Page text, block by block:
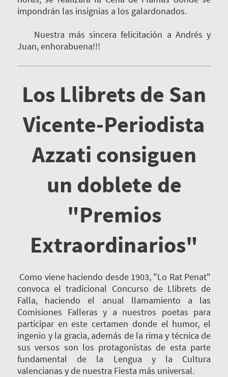
impondrán las insignias a los galardonados.
Nuestra más sincera felicitación a Andrés y
Juan, enhorabuena!!!
Los Llibrets de San
Vicente-Periodista
Azzati consiguen
un doblete de
"Premios
Extraordinarios"
Como viene haciendo desde 1903, "Lo Rat Penat"
convoca el tradicional Concurso de Llibrets de
Falla, haciendo el anual llamamiento a las
Comisiones Falleras y a nuestros poetas para
participar en este certamen donde el humor, el
ingenio y la gracia, además de la rima y técnica de
sus versos son los protagonistas de esta parte
fundamental de la Lengua y la Cultura
valencianas y de nuestra Fiesta más universal.